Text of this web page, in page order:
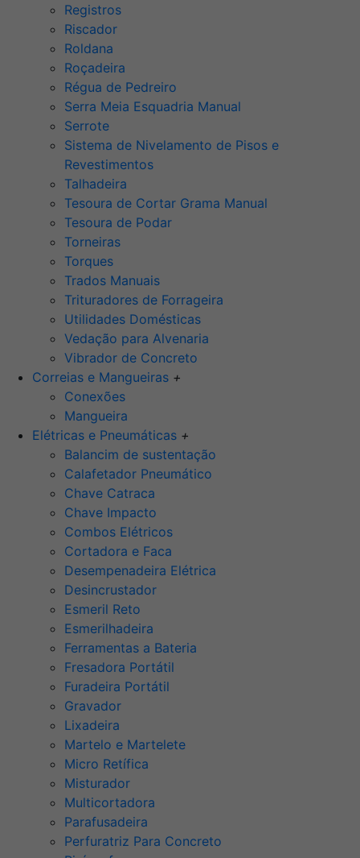
Registros
Riscador
Roldana
Roçadeira
Régua de Pedreiro
Serra Meia Esquadria Manual
Serrote
Sistema de Nivelamento de Pisos e
Revestimentos
Talhadeira
Tesoura de Cortar Grama Manual
Tesoura de Podar
Torneiras
Torques
Trados Manuais
Trituradores de Forrageira
Utilidades Domésticas
Vedação para Alvenaria
Vibrador de Concreto
Correias e Mangueiras +
Conexões
Mangueira
Elétricas e Pneumáticas +
Balancim de sustentação
Calafetador Pneumático
Chave Catraca
Chave Impacto
Combos Elétricos
Cortadora e Faca
Desempenadeira Elétrica
Desincrustador
Esmeril Reto
Esmerilhadeira
Ferramentas a Bateria
Fresadora Portátil
Furadeira Portátil
Gravador
Lixadeira
Martelo e Martelete
Micro Retífica
Misturador
Multicortadora
Parafusadeira
Perfuratriz Para Concreto